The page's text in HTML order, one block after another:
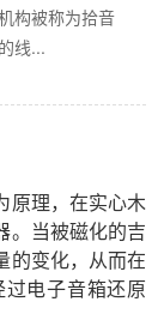
构被称为拾音
线...
原理，在实心木
。当被磁化的吉
的变化，从而在
电子音箱还原